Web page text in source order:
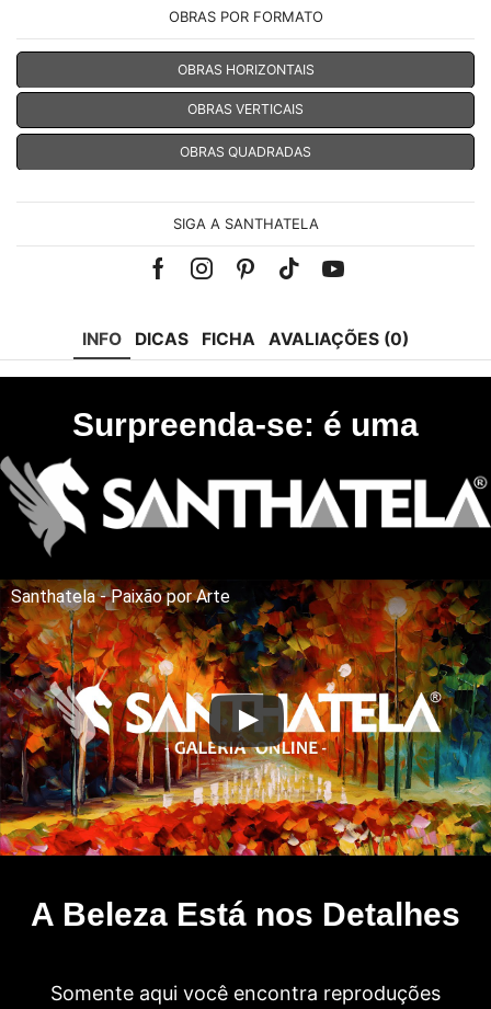
OBRAS POR FORMATO
OBRAS HORIZONTAIS
OBRAS VERTICAIS
OBRAS QUADRADAS
SIGA A SANTHATELA
FacebookInstagramPinterest
Tik-Youtube
INFO DICAS FICHA AVALIAÇÕES (0)
Surpreenda-se: é uma
Santhatela - Paixão por Arte
A Beleza Está nos Detalhes
Somente aqui você encontra reproduções